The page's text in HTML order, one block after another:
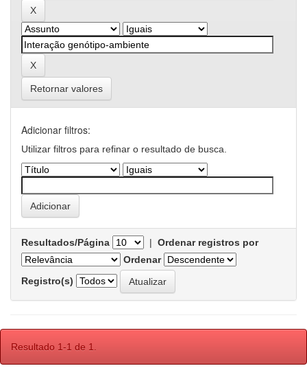
Retornar valores
Adicionar filtros:
Utilizar filtros para refinar o resultado de busca.
Resultados/Página | Ordenar registros por
Ordenar
Registro(s)
Resultado 1-1 de 1.